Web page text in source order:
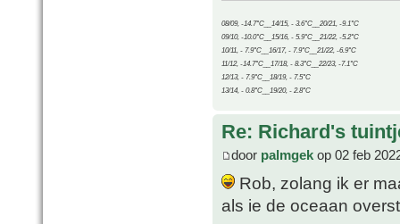
08/09, -14.7°C__14/15, - 3.6°C__20/21, -9.1°C
09/10, -10.0°C__15/16, - 5.9°C__21/22, -5.2°C
10/11, - 7.9°C__16/17, - 7.9°C__21/22, -6.9°C
11/12, -14.7°C__17/18, - 8.3°C__22/23, -7.1°C
12/13, - 7.9°C__18/19, - 7.5°C
13/14, - 0.8°C__19/20, - 2.8°C
Re: Richard's
door palmgek op 02 feb
Rob, zolang ik er
als ie de oceaan